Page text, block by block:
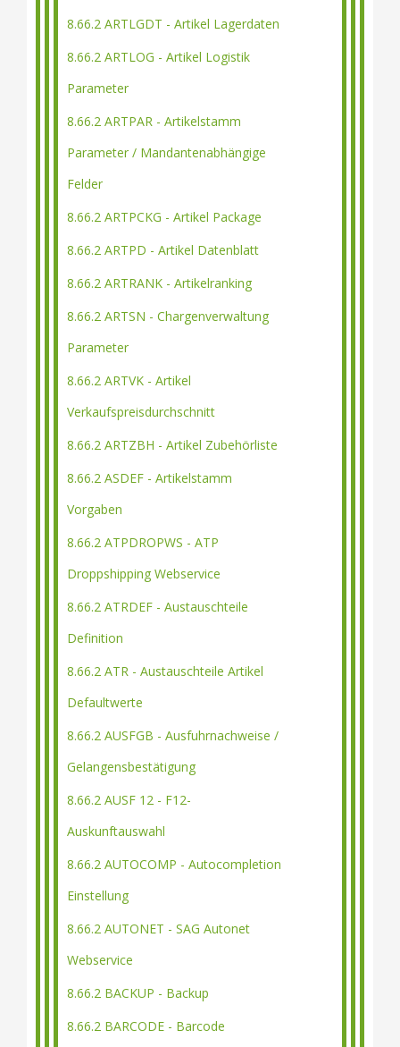
8.66.2 ARTLGDT - Artikel Lagerdaten
8.66.2 ARTLOG - Artikel Logistik
Parameter
8.66.2 ARTPAR - Artikelstamm
Parameter / Mandantenabhängige
Felder
8.66.2 ARTPCKG - Artikel Package
8.66.2 ARTPD - Artikel Datenblatt
8.66.2 ARTRANK - Artikelranking
8.66.2 ARTSN - Chargenverwaltung
Parameter
8.66.2 ARTVK - Artikel
Verkaufspreisdurchschnitt
8.66.2 ARTZBH - Artikel Zubehörliste
8.66.2 ASDEF - Artikelstamm
Vorgaben
8.66.2 ATPDROPWS - ATP
Droppshipping Webservice
8.66.2 ATRDEF - Austauschteile
Definition
8.66.2 ATR - Austauschteile Artikel
Defaultwerte
8.66.2 AUSFGB - Ausfuhrnachweise /
Gelangensbestätigung
8.66.2 AUSF 12 - F12-
Auskunftauswahl
8.66.2 AUTOCOMP - Autocompletion
Einstellung
8.66.2 AUTONET - SAG Autonet
Webservice
8.66.2 BACKUP - Backup
8.66.2 BARCODE - Barcode